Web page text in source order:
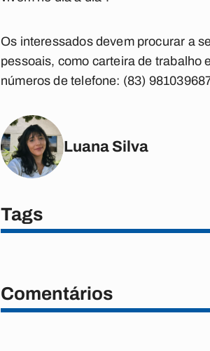
Os interessados devem procurar a
pessoais, como carteira de trabalho
números de telefone: (83)
Luana Silva
Tags
Comentários